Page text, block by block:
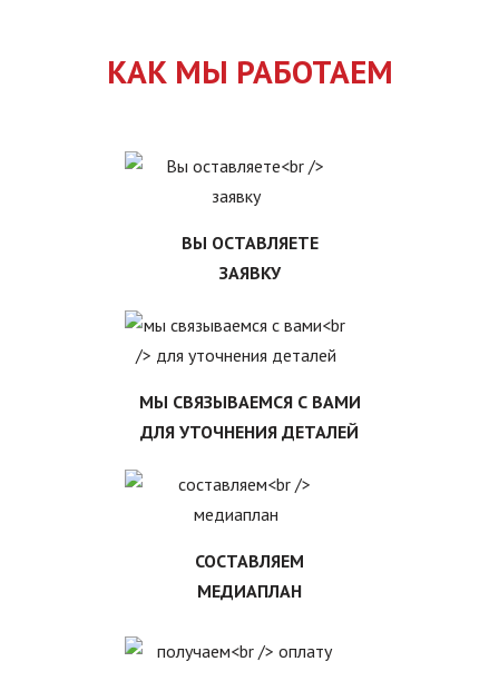
КАК МЫ РАБОТАЕМ
ВЫ ОСТАВЛЯЕТЕ
ЗАЯВКУ
МЫ СВЯЗЫВАЕМСЯ С ВАМИ
ДЛЯ УТОЧНЕНИЯ ДЕТАЛЕЙ
СОСТАВЛЯЕМ
МЕДИАПЛАН